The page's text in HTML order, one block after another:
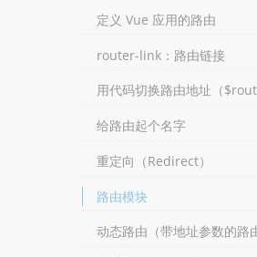
定义 Vue 应用的路由
router-link：路由链接
用代码切换路由地址（
给路由起个名字
重定向（Redirect）
路由模块
动态路由（带地址参数的路